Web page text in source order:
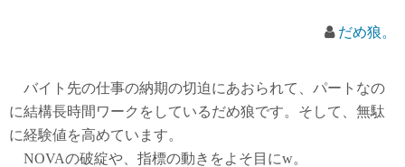
だめ狼。
バイト先の仕事の納期の切迫にあおられて、パートなの
に結構長時間ワークをしているだめ狼です。そして、無駄
に経験値を高めています。
NOVAの破綻や、指標の動きをよそ目にw。